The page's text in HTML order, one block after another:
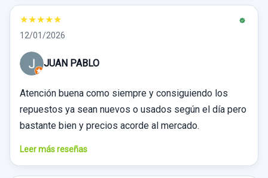
★★★★★
12/01/2026
JUAN PABLO
Atención buena como siempre y consiguiendo los
repuestos ya sean nuevos o usados según el día pero
bastante bien y precios acorde al mercado.
Leer más reseñas